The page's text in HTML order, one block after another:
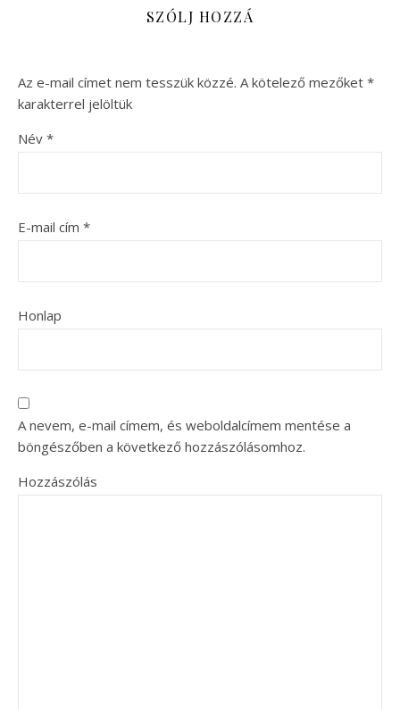
SZÓLJ HOZZÁ
Az e-mail címet nem tesszük közzé. A kötelező mezőket *
karakterrel jelöltük
Név *
E-mail cím *
Honlap
A nevem, e-mail címem, és weboldalcímem mentése a
böngészőben a következő hozzászólásomhoz.
Hozzászólás